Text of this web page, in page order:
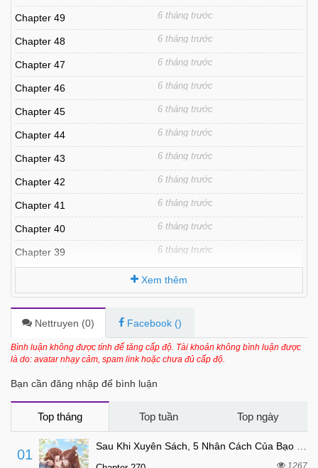
Chapter 49 6 tháng trước
Chapter 48 6 tháng trước
Chapter 47 6 tháng trước
Chapter 46 6 tháng trước
Chapter 45 6 tháng trước
Chapter 44 6 tháng trước
Chapter 43 6 tháng trước
Chapter 42 6 tháng trước
Chapter 41 6 tháng trước
Chapter 40 6 tháng trước
Chapter 39 6 tháng trước
Chapter 37 6 tháng trước
Chapter 36 6 tháng trước
Chapter 35 6 tháng trước
6 tháng trước
Chapter 32 6 tháng trước
Chapter 31
Chapter 30
Xem thêm
Nettruyen (0) Facebook ()
Bình luận không được tính để tăng cấp độ. Tài khoản không bình luận được
là do: avatar nhạy cảm, spam link hoặc chưa đủ cấp độ.
Bạn cần đăng nhập để bình luận
Top tháng Top tuần Top ngày
01
1267